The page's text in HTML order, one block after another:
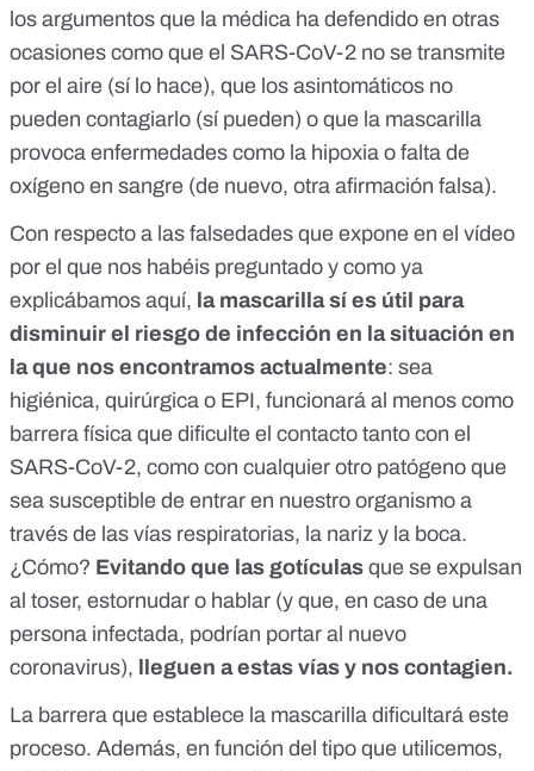
los argumentos que la médica ha defendido en otras
ocasiones como que el SARS-CoV-2 no se transmite
por el aire (sí lo hace), que los asintomáticos no
pueden contagiarlo (sí pueden) o que la mascarilla
provoca enfermedades como la hipoxia o falta de
oxígeno en sangre (de nuevo, otra afirmación falsa).
Con respecto a las falsedades que expone en el vídeo
por el que nos habéis preguntado y como ya
explicábamos aquí, la mascarilla sí es útil para
disminuir el riesgo de infección en la situación en
la que nos encontramos actualmente: sea
higiénica, quirúrgica o EPI, funcionará al menos como
barrera física que dificulte el contacto tanto con el
SARS-CoV-2, como con cualquier otro patógeno que
sea susceptible de entrar en nuestro organismo a
través de las vías respiratorias, la nariz y la boca.
¿Cómo? Evitando que las gotículas que se expulsan
al toser, estornudar o hablar (y que, en caso de una
persona infectada, podrían portar al nuevo
coronavirus),
lleguen a estas vías y nos contagien.
La barrera que establece la mascarilla dificultará este
proceso. Además, en función del tipo que utilicemos,